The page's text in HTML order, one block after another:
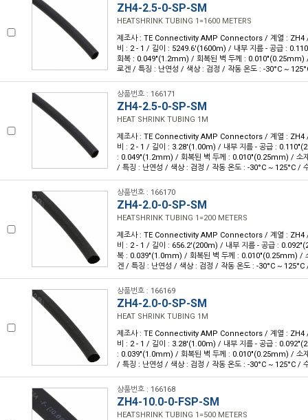
ZH4-2.5-0-SP-SM
HEATSHRINK TUBING 1=1600 METERS
제조사 : TE Connectivity AMP Connectors / 계열 : ZH4
비 : 2 - 1 / 길이 : 5249.6'(1600m) / 내부 지름 - 공급 :
회복 : 0.049"(1.2mm) / 회복된 벽 두께 : 0.010"(0.25mm)
로겐 / 특징 : 난연성 / 색상 : 검정 / 작동 온도 : -30°C ~
상품번호 : 166171
ZH4-2.5-0-SP-SM
HEAT SHRINK TUBING 1M
제조사 : TE Connectivity AMP Connectors / 계열 : ZH4
비 : 2 - 1 / 길이 : 3.28'(1.00m) / 내부 지름 - 공급 :
: 0.049"(1.2mm) / 회복된 벽 두께 : 0.010"(0.25mm) / 소
/ 특징 : 난연성 / 색상 : 검정 / 작동 온도 : -30°C ~ 125°C /
상품번호 : 166170
ZH4-2.0-0-SP-SM
HEATSHRINK TUBING 1=200 METERS
제조사 : TE Connectivity AMP Connectors / 계열 : ZH4
비 : 2 - 1 / 길이 : 656.2'(200m) / 내부 지름 - 공급 :
복 : 0.039"(1.0mm) / 회복된 벽 두께 : 0.010"(0.25mm) /
겐 / 특징 : 난연성 / 색상 : 검정 / 작동 온도 : -30°C ~ 125°C
상품번호 : 166169
ZH4-2.0-0-SP-SM
HEAT SHRINK TUBING 1M
제조사 : TE Connectivity AMP Connectors / 계열 : ZH4
비 : 2 - 1 / 길이 : 3.28'(1.00m) / 내부 지름 - 공급 :
: 0.039"(1.0mm) / 회복된 벽 두께 : 0.010"(0.25mm) / 소
/ 특징 : 난연성 / 색상 : 검정 / 작동 온도 : -30°C ~ 125°C /
상품번호 : 166168
ZH4-10.0-0-FSP-SM
HEATSHRINK TUBING 1=500 METERS